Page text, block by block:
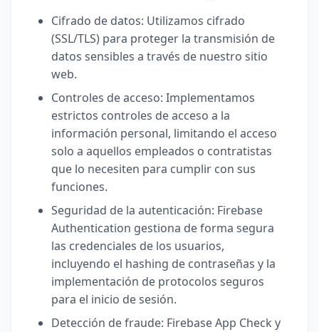
Cifrado de datos: Utilizamos cifrado
(SSL/TLS) para proteger la transmisión de
datos sensibles a través de nuestro sitio
web.
Controles de acceso: Implementamos
estrictos controles de acceso a la
información personal, limitando el acceso
solo a aquellos empleados o contratistas
que lo necesiten para cumplir con sus
funciones.
Seguridad de la autenticación: Firebase
Authentication gestiona de forma segura
las credenciales de los usuarios,
incluyendo el hashing de contraseñas y la
implementación de protocolos seguros
para el inicio de sesión.
Detección de fraude: Firebase App Check y